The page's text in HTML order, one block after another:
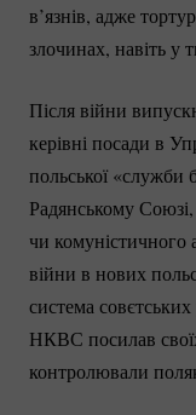
в’язнів, адже
злочинах, навіть у
Після війни
керівні посади в
польської «служби
Радянському Союзі,
чи комуністичного
війни в нових
система совєтських
НКВС посилав
контролювали